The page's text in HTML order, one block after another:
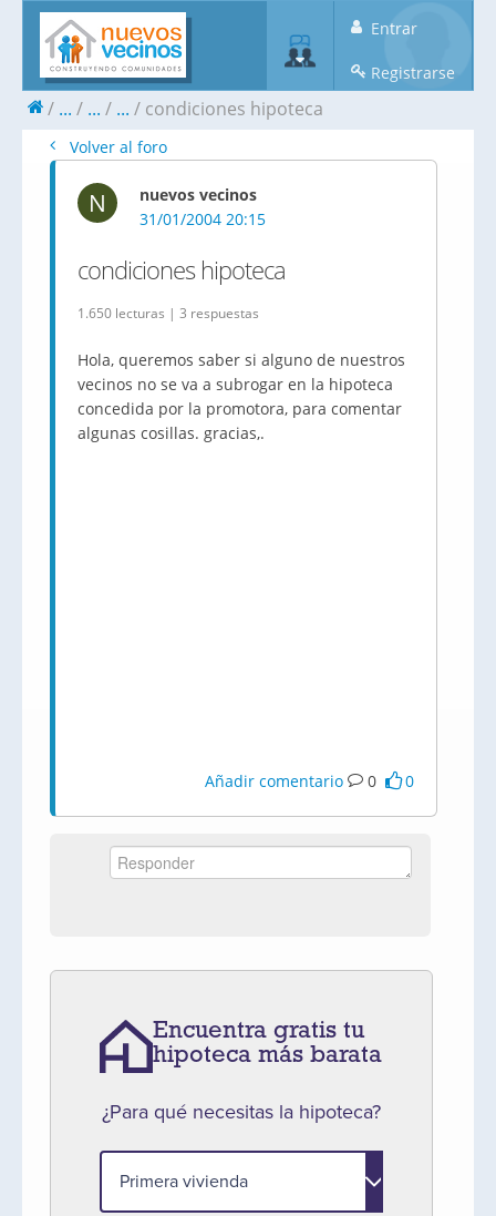
Entrar
Registrarse
... ... ... condiciones hipoteca
Volver al foro
N
nuevos vecinos
31/01/2004 20:15
condiciones hipoteca
1.650 lecturas | 3 respuestas
Hola, queremos saber si alguno de nuestros
vecinos no se va a subrogar en la hipoteca
concedida por la promotora, para comentar
algunas cosillas. gracias,.
Añadir comentario 0 0
Encuentra gratis tu
hipoteca más barata
¿Para qué necesitas la hipoteca?